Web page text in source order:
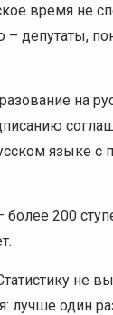
время не
депутаты,
на
языке
200
не
один